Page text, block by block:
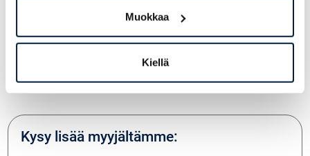
Muokkaa
Kiellä
Lisävarusteet:
Kolmas venttiili
Neljäs venttiili
Kattoikkuna
Kysy lisää myyjältämme: